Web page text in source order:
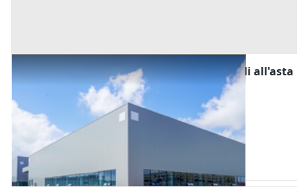
Fabbricati Costruiti per Esigenze Industriali all'asta
a Nuoro
Tortolì (Nuoro)
Offerta minima
810.000 €
Codice asta:
Asta chiusa